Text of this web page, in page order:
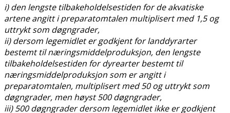
i) den lengste tilbakeholdelsestiden for de akvatiske
artene angitt i preparatomtalen multiplisert med 1,5 og
uttrykt som døgngrader,
ii) dersom legemidlet er godkjent for landdyrarter
bestemt til næringsmiddelproduksjon, den lengste
tilbakeholdelsestiden for dyrearter bestemt til
næringsmiddelproduksjon som er angitt i
preparatomtalen, multiplisert med 50 og uttrykt som
døgngrader, men høyst 500 døgngrader,
iii) 500 døgngrader dersom legemidlet ikke er godkjent